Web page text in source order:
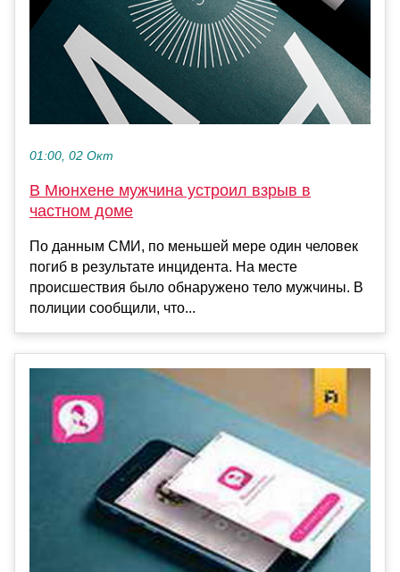
01:00, 02 Окт
В Мюнхене мужчина устроил взрыв в
частном доме
По данным СМИ, по меньшей мере один человек
погиб в результате инцидента. На месте
происшествия было обнаружено тело мужчины. В
полиции сообщили, что...